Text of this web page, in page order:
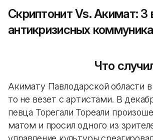
Скриптонит Vs. Акимат:
антикризисных
Что
Акимату Павлодарской области
то не везет с артистами. В
певца Торегали Тореали
матом и просил одного из